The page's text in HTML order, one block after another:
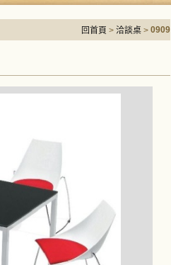
回首頁 > 洽談桌 > 0909